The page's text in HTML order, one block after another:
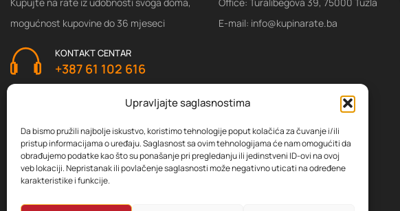
Upravljajte saglasnostima
Da bismo pružili najbolje iskustvo, koristimo tehnologije poput kolačića za čuvanje i/ili
pristup informacijama o uređaju. Saglasnost sa ovim tehnologijama će nam omogućiti da
obrađujemo podatke kao što su ponašanje pri pregledanju ili jedinstveni ID-ovi na ovoj
veb lokaciji. Nepristanak ili povlačenje saglasnosti može negativno uticati na određene
karakteristike i funkcije.
Kupujte na rate iz udobnosti svoga doma,
mogućnost kupovine do 36 mjeseci
KONTAKT CENTAR
+387 61 102 616
Office: Turalibegova 39, 75000 Tuzla
E-mail: info@kupinarate.ba